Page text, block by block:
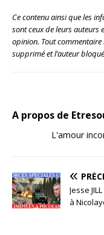
Ce contenu ainsi que les
sont ceux de leurs auteurs
opinion. Tout
supprimé et l’auteur
A propos de
L'amour
Jesse
à